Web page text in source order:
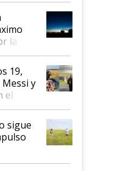
la
19,
y
el
"darle
sigue